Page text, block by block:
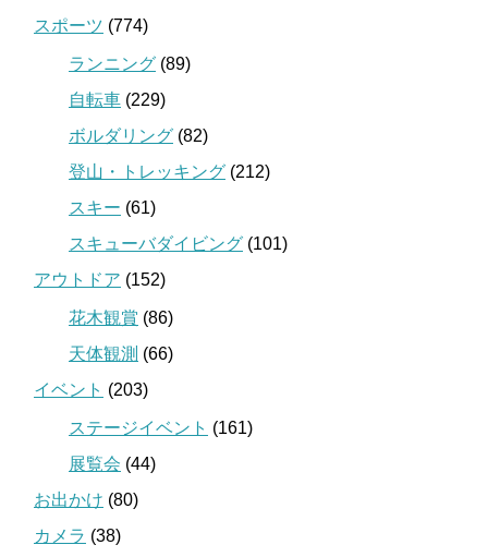
スポーツ (774)
ランニング (89)
自転車 (229)
ボルダリング (82)
登山・トレッキング (212)
スキー (61)
スキューバダイビング (101)
アウトドア (152)
花木観賞 (86)
天体観測 (66)
イベント (203)
ステージイベント (161)
展覧会 (44)
お出かけ (80)
カメラ (38)